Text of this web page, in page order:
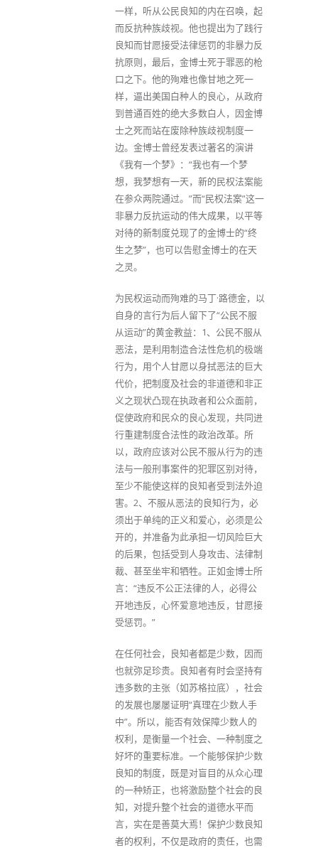
一样，听从公民良知的内在召唤，起
而反抗种族歧视。他也提出为了践行
良知而甘愿接受法律惩罚的非暴力反
抗原则，最后，金博士死于罪恶的枪
口之下。他的殉难也像甘地之死一
样，逼出美国白种人的良心，从政府
到普通百姓的绝大多数白人，因金博
士之死而站在废除种族歧视制度一
边。金博士曾经发表过著名的演讲
《我有一个梦》：“我也有一个梦
想，我梦想有一天，新的民权法案能
在参众两院通过。”而“民权法案”这一
非暴力反抗运动的伟大成果，以平等
对待的新制度兑现了的金博士的“终
生之梦”，也可以告慰金博士的在天
之灵。
为民权运动而殉难的马丁·路德金，以
自身的言行为后人留下了“公民不服
从运动”的黄金教益：1、公民不服从
恶法，是利用制造合法性危机的极端
行为，用个人甘愿以身拭恶法的巨大
代价，把制度及社会的非道德和非正
义之现状凸现在执政者和公众面前，
促使政府和民众的良心发现，共同进
行重建制度合法性的政治改革。所
以，政府应该对公民不服从行为的违
法与一般刑事案件的犯罪区别对待，
至少不能使这样的良知者受到法外迫
害。2、不服从恶法的良知行为，必
须出于单纯的正义和爱心，必须是公
开的，并准备为此承担一切风险巨大
的后果，包括受到人身攻击、法律制
裁、甚至坐牢和牺牲。正如金博士所
言：“违反不公正法律的人，必得公
开地违反，心怀爱意地违反，甘愿接
受惩罚。”
在任何社会，良知者都是少数，因而
也就弥足珍贵。良知者有时会坚持有
违多数的主张（如苏格拉底），社会
的发展也屡屡证明“真理在少数人手
中”。所以，能否有效保障少数人的
权利，是衡量一个社会、一种制度之
好坏的重要标准。一个能够保护少数
良知的制度，既是对盲目的从众心理
的一种矫正，也将激励整个社会的良
知，对提升整个社会的道德水平而
言，实在是善莫大焉！保护少数良知
者的权利，不仅是政府的责任，也需